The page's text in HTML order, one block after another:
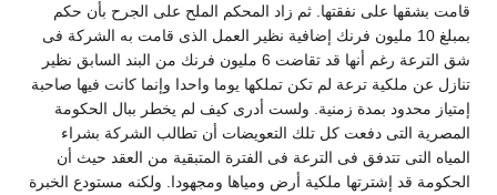
بشقها على نفقتها. ثم زاد المحكم الملح على الجرح بأن حكم
بمبلغ 10 مليون فرنك إضافية نظير العمل الذى قامت به الشركة فى
شق الترعة رغم أنها قد تقاضت 6 مليون فرنك من البند السابق نظير
عن ملكية ترعة لم تكن تملكها يوما واحدا وإنما كانت فيها صاحبة
محدود بمدة زمنية. ولست أدرى كيف لم يخطر ببال الحكومة
التى دفعت كل تلك التعويضات أن تطالب الشركة بشراء
التى تتدفق فى الترعة فى الفترة المتبقية من العقد حيث أن
قد إشترتها ملكية أرض ومياها ومجهودا. ولكنه مستودع الخبرة